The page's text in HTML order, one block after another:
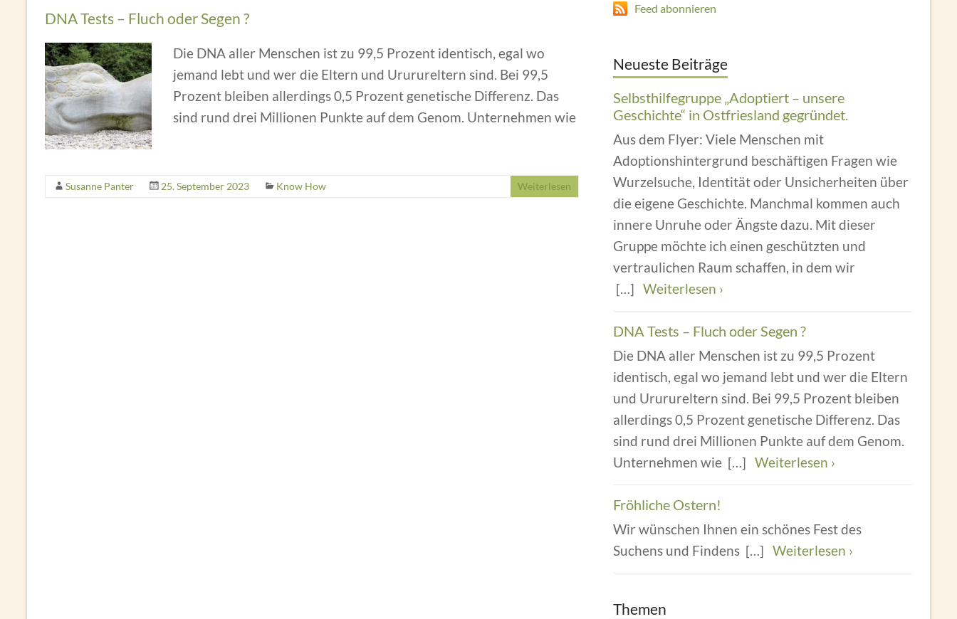
DNA Tests – Fluch oder Segen ?
Die DNA aller Menschen ist zu 99,5 Prozent identisch, egal wo
jemand lebt und wer die Eltern und Ururureltern sind. Bei 99,5
Prozent bleiben allerdings 0,5 Prozent genetische Differenz. Das
sind rund drei Millionen Punkte auf dem Genom. Unternehmen wie
Susanne Panter 25. September 2023 Know How Weiterlesen
Feed abonnieren
Neueste Beiträge
Selbsthilfegruppe „Adoptiert – unsere
Geschichte“ in Ostfriesland gegründet.
Aus dem Flyer: Viele Menschen mit
Adoptionshintergrund beschäftigen Fragen wie
Wurzelsuche, Identität oder Unsicherheiten über
die eigene Geschichte. Manchmal kommen auch
innere Unruhe oder Ängste dazu. Mit dieser
Gruppe möchte ich einen geschützten und
vertraulichen Raum schaffen, in dem wir
[…] Weiterlesen ›
DNA Tests – Fluch oder Segen ?
Die DNA aller Menschen ist zu 99,5 Prozent
identisch, egal wo jemand lebt und wer die Eltern
und Ururureltern sind. Bei 99,5 Prozent bleiben
allerdings 0,5 Prozent genetische Differenz. Das
sind rund drei Millionen Punkte auf dem Genom.
Unternehmen wie […] Weiterlesen ›
Fröhliche Ostern!
Wir wünschen Ihnen ein schönes Fest des
Suchens und Findens […] Weiterlesen ›
Themen